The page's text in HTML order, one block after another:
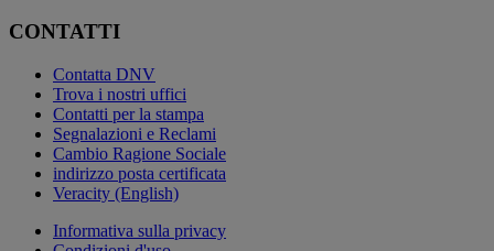
CONTATTI
Contatta DNV
Trova i nostri uffici
Contatti per la stampa
Segnalazioni e Reclami
Cambio Ragione Sociale
indirizzo posta certificata
Veracity (English)
Informativa sulla privacy